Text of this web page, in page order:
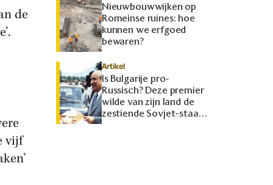
de
vijf
Nieuwbouwwijken op
Romeinse ruïnes: hoe
kunnen we erfgoed
bewaren?
Artikel
Is Bulgarije pro-
Russisch? Deze premier
wilde van zijn land de
zestiende Sovjet-staat
maken